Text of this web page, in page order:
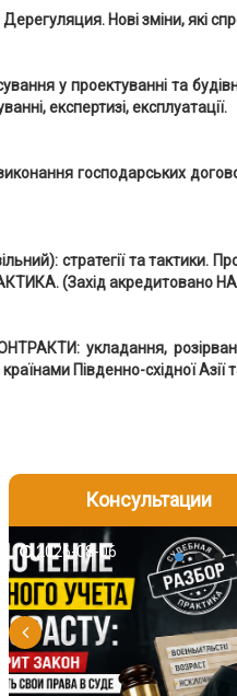
Нові зміни, які
у проектуванні та
експертизі, експлуатації.
господарських
стратегії та тактики.
(Захід акредитовано
укладання,
Південно-східної Азії
08-06
2026-08-04
Консультации
2026-08-06
2026-07-30